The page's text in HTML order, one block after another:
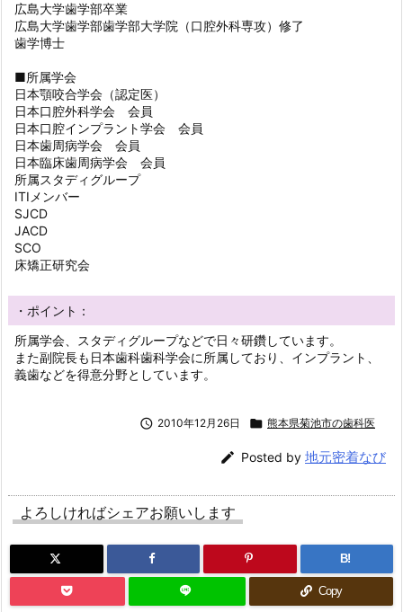
広島大学歯学部卒業
広島大学歯学部歯学部大学院（口腔外科専攻）修了
歯学博士
■所属学会
日本顎咬合学会（認定医）
日本口腔外科学会 会員
日本口腔インプラント学会 会員
日本歯周病学会 会員
日本臨床歯周病学会 会員
所属スタディグループ
ITIメンバー
SJCD
JACD
SCO
床矯正研究会
・ポイント：
所属学会、スタディグループなどで日々研鑽しています。
また副院長も日本歯科歯科学会に所属しており、インプラント、
義歯などを得意分野としています。
 2010年12月26日  熊本県菊池市の歯科医
 Posted by 地元密着なび
よろしければシェアお願いします
B!
Copy